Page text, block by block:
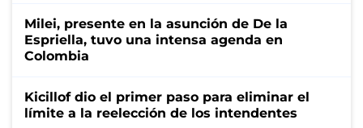
Milei, presente en la asunción de De la
Espriella, tuvo una intensa agenda en
Colombia
Kicillof dio el primer paso para eliminar el
límite a la reelección de los intendentes